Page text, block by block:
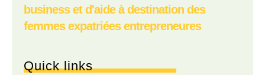
business et d'aide à destination des
femmes expatriées entrepreneures
Quick links